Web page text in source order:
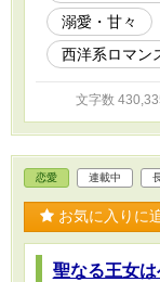
溺愛・甘々
西洋系ロマン
文字数
恋愛 連載中
お気に入りに
聖なる王女